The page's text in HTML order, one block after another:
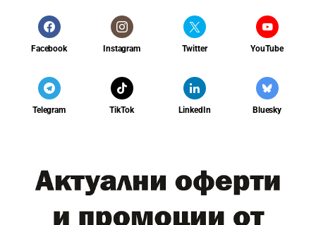
Facebook Instagram Twitter YouTube
Telegram TikTok LinkedIn Bluesky